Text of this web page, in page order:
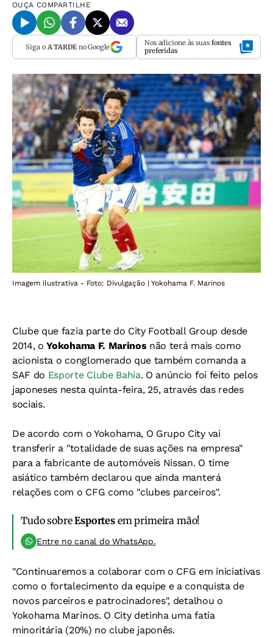
OUÇA COMPARTILHE
Siga o A TARDEno Google Nos adicione às suas fontes
preferidas
Imagem ilustrativa - Foto: Divulgação | Yokohama F. Marinos
Clube que fazia parte do City Football Group desde
2014, oYokohama F. Marinos não terá mais como
acionista o conglomerado que também comanda a
SAF do Esporte Clube Bahia. O anúncio foi feito pelos
japoneses nesta quinta-feira, 25, através das redes
sociais.
De acordo com o Yokohama, O Grupo City vai
transferir a "totalidade de suas ações na empresa"
para a fabricante de automóveis Nissan. O time
asiático também declarou que ainda manterá
relações com o CFG como "clubes parceiros".
Tudo sobreEsportesem primeira mão!
Entre no canal do WhatsApp.
"Continuaremos a colaborar com o CFG em iniciativas
como o fortalecimento da equipe e a conquista de
novos parceiros e patrocinadores", detalhou o
Yokohama Marinos. O City detinha uma fatia
minoritária (20%) no clube japonês.